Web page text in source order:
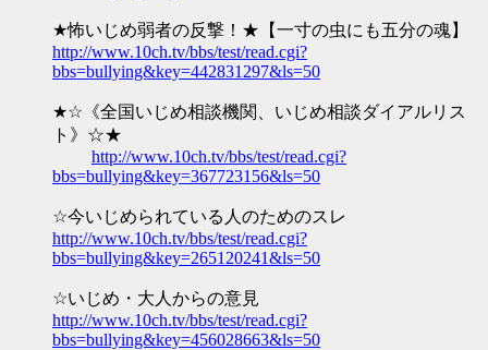
★怖いじめ弱者の反撃！★【一寸の虫にも五分の魂】
http://www.10ch.tv/bbs/test/read.cgi?
bbs=bullying&key=442831297&ls=50
★☆《全国いじめ相談機関、いじめ相談ダイアルリス
ト》☆★
http://www.10ch.tv/bbs/test/read.cgi?
bbs=bullying&key=367723156&ls=50
☆今いじめられている人のためのスレ
http://www.10ch.tv/bbs/test/read.cgi?
bbs=bullying&key=265120241&ls=50
☆いじめ・大人からの意見
http://www.10ch.tv/bbs/test/read.cgi?
bbs=bullying&key=456028663&ls=50